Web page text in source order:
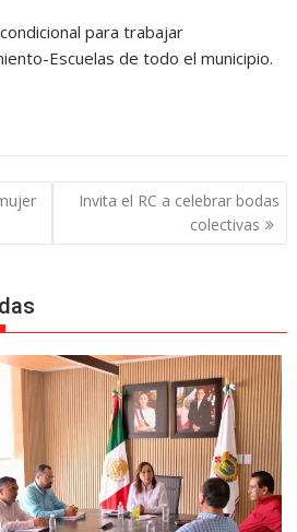
para trabajar
Escuelas de todo el municipio.
Invita el RC a celebrar bodas
colectivas